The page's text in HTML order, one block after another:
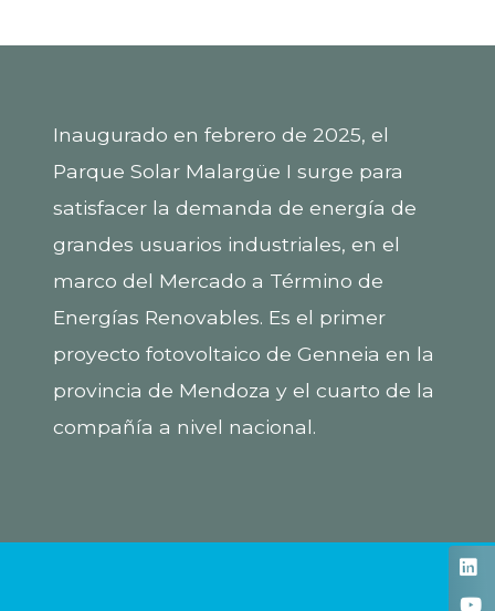
Inaugurado en febrero de 2025, el
Parque Solar Malargüe I surge para
satisfacer la demanda de energía de
grandes usuarios industriales, en el
marco del Mercado a Término de
Energías Renovables. Es el primer
proyecto fotovoltaico de Genneia en la
provincia de Mendoza y el cuarto de la
compañía a nivel nacional.